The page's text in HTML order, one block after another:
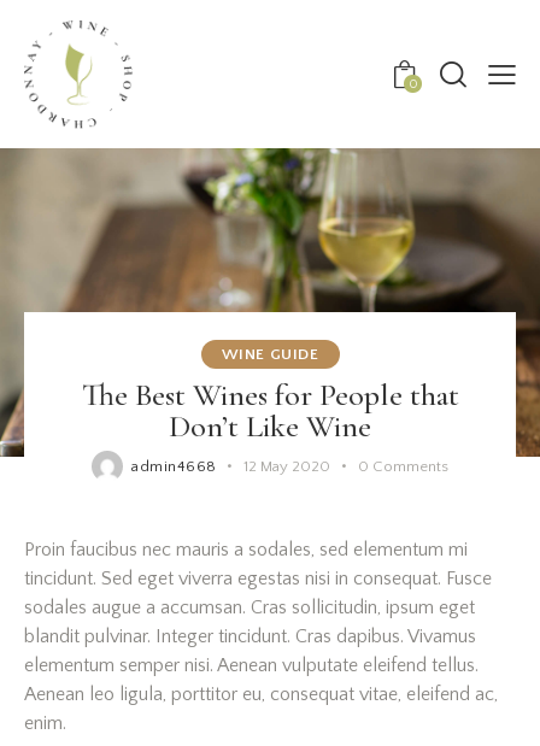
0
WINE GUIDE
The Best Wines for People that
Don’t Like Wine
admin4668 12 May 2020 0 Comments
Proin faucibus nec mauris a sodales, sed elementum mi
tincidunt. Sed eget viverra egestas nisi in consequat. Fusce
sodales augue a accumsan. Cras sollicitudin, ipsum eget
blandit pulvinar. Integer tincidunt. Cras dapibus. Vivamus
elementum semper nisi. Aenean vulputate eleifend tellus.
Aenean leo ligula, porttitor eu, consequat vitae, eleifend ac,
enim.